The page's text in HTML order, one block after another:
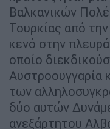
Βαλκανικών
Τουρκίας από
κενό στην
οποίο
Αυστροουγγαρία
των
δύο αυτών
ανεξάρτητου